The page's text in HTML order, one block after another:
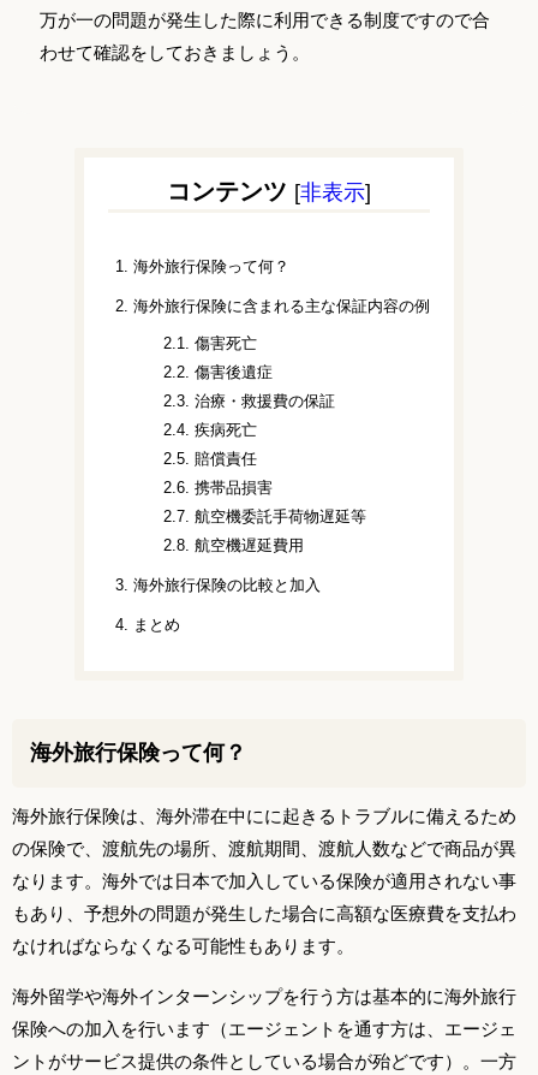
万が一の問題が発生した際に利用できる制度ですので合
わせて確認をしておきましょう。
コンテンツ [非表示]
1. 海外旅行保険って何？
2. 海外旅行保険に含まれる主な保証内容の例
2.1. 傷害死亡
2.2. 傷害後遺症
2.3. 治療・救援費の保証
2.4. 疾病死亡
2.5. 賠償責任
2.6. 携帯品損害
2.7. 航空機委託手荷物遅延等
2.8. 航空機遅延費用
3. 海外旅行保険の比較と加入
4. まとめ
海外旅行保険って何？
海外旅行保険は、海外滞在中にに起きるトラブルに備えるため
の保険で、渡航先の場所、渡航期間、渡航人数などで商品が異
なります。海外では日本で加入している保険が適用されない事
もあり、予想外の問題が発生した場合に高額な医療費を支払わ
なければならなくなる可能性もあります。
海外留学や海外インターンシップを行う方は基本的に海外旅行
保険への加入を行います（エージェントを通す方は、エージェ
ントがサービス提供の条件としている場合が殆どです）。一方